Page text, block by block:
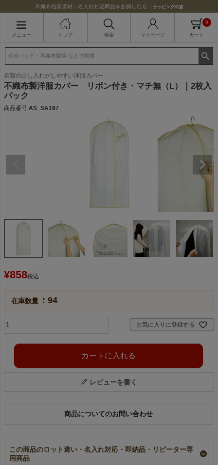
不織布包装資材・名入れ対応商品をお探しなら｜ ラッピングの森
メニュー トップ 検索 マイページ カート
0
衣類の出し入れがしやすい洋服カバー
不織布製洋服カバー リボン付き・マチ無（L）｜2枚入
パック
商品番号 AS_SA197
¥858税込
在庫数量 94
お気に入りに登録する
カートに入れる
レビューを書く
商品についてのお問い合わせ
この商品のロット違い・名入れ対応・即納品・リピーター専
用商品